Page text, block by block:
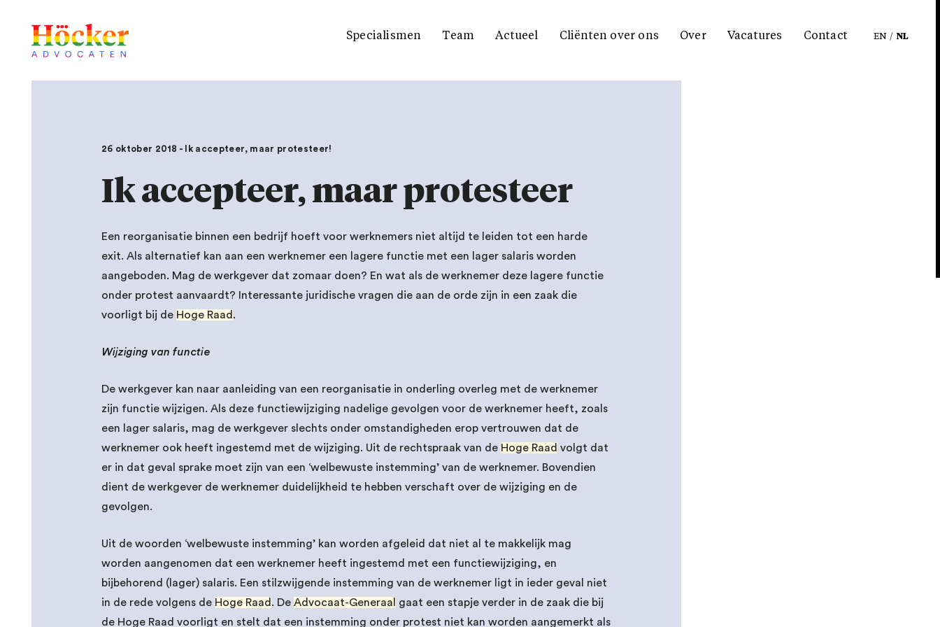
Specialismen Team Actueel Cliënten over ons Over Vacatures Contact EN / NL
26 oktober 2018 - Ik accepteer, maar protesteer!
Ik accepteer, maar protesteer
Een reorganisatie binnen een bedrijf hoeft voor werknemers niet altijd te leiden tot een harde
exit. Als alternatief kan aan een werknemer een lagere functie met een lager salaris worden
aangeboden. Mag de werkgever dat zomaar doen? En wat als de werknemer deze lagere functie
onder protest aanvaardt? Interessante juridische vragen die aan de orde zijn in een zaak die
voorligt bij de Hoge Raad .
Wijziging van functie
De werkgever kan naar aanleiding van een reorganisatie in onderling overleg met de werknemer
zijn functie wijzigen. Als deze functiewijziging nadelige gevolgen voor de werknemer heeft, zoals
een lager salaris, mag de werkgever slechts onder omstandigheden erop vertrouwen dat de
werknemer ook heeft ingestemd met de wijziging. Uit de rechtspraak van de Hoge Raad volgt dat
er in dat geval sprake moet zijn van een ‘welbewuste instemming’ van de werknemer. Bovendien
dient de werkgever de werknemer duidelijkheid te hebben verschaft over de wijziging en de
gevolgen.
Uit de woorden ‘welbewuste instemming’ kan worden afgeleid dat niet al te makkelijk mag
worden aangenomen dat een werknemer heeft ingestemd met een functiewijziging, en
bijbehorend (lager) salaris. Een stilzwijgende instemming van de werknemer ligt in ieder geval niet
in de rede volgens de Hoge Raad . De Advocaat-Generaal
gaat een stapje verder in de zaak die bij
de Hoge Raad voorligt en stelt dat een instemming onder protest niet kan worden aangemerkt als